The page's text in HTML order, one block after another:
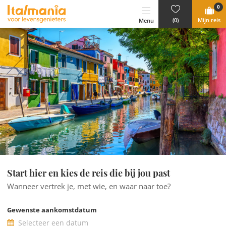
Ga naar content
Menu (0)
0
Mijn reis
Start hier en kies de reis die bij jou past
Wanneer vertrek je, met wie, en waar naar toe?
Gewenste aankomstdatum
Selecteer een datum